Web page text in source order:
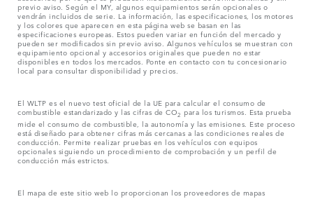
previo aviso. Según el MY, algunos equipamientos serán opcionales o
vendrán incluidos de serie. La información, las especificaciones, los motores
y los colores que aparecen en esta página web se basan en las
especificaciones europeas. Estos pueden variar en función del mercado y
pueden ser modificados sin previo aviso. Algunos vehículos se muestran con
equipamiento opcional y accesorios originales que pueden no estar
disponibles en todos los mercados. Ponte en contacto con tu concesionario
local para consultar disponibilidad y precios.
El WLTP es el nuevo test oficial de la UE para calcular el consumo de
combustible estandarizado y las cifras de CO2 para los turismos. Esta prueba
mide el consumo de combustible, la autonomía y las emisiones. Este proceso
está diseñado para obtener cifras más cercanas a las condiciones reales de
conducción. Permite realizar pruebas en los vehículos con equipos
opcionales siguiendo un procedimiento de comprobación y un perfil de
conducción más estrictos.
El mapa de este sitio web lo proporcionan los proveedores de mapas